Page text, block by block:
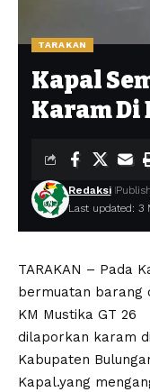
TARAKAN
Kapal
Karam Di
Last updated: 3
Redaksi
TARAKAN – Pada
bermuatan barang
KM Mustika GT 26
dilaporkan karam
Kabupaten
Kapal.yang